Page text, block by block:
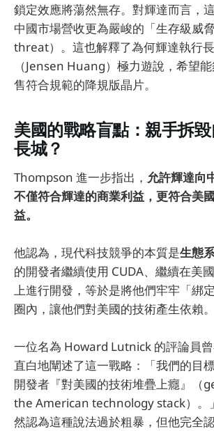
鎖定效應將蕩然無存。對輝達而言，
中國市場營收更為嚴峻的「生存級威
threat）。這也解釋了為何輝達執行
（Jensen Huang）極力遊說，希望
售符合規範的降規版晶片。
美國的戰略盲點：親手拆
長城？
Thompson 進一步指出， 允許輝達向
不僅符合輝達的商業利益，更符合美
益。
他認為，現代科技競爭的本質是生態
的開發者繼續使用 CUDA、繼續在美
上進行開發，等於是將他們牢牢「綁
圈內，讓他們對美國的技術產生依賴。
一位名為 Howard Lutnick 的評論員
直白地闡述了這一戰略：「我們的目
開發者『對美國的技術堆疊上癮』（
the American technology stack）。
然認為這種說法過於粗暴，但他完全